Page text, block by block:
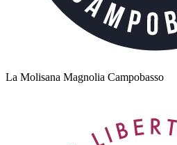
La Molisana Magnolia Campobasso